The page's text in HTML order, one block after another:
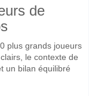
de
plus grands joueurs
le contexte de
un bilan équilibré